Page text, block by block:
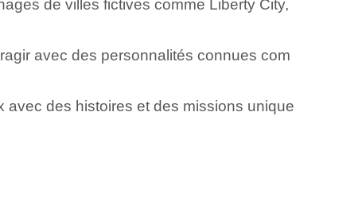
de villes fictives comme Liberty City,
avec des personnalités connues com
des histoires et des missions unique